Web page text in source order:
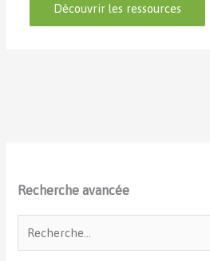
Découvrir les ressources
Recherche avancée